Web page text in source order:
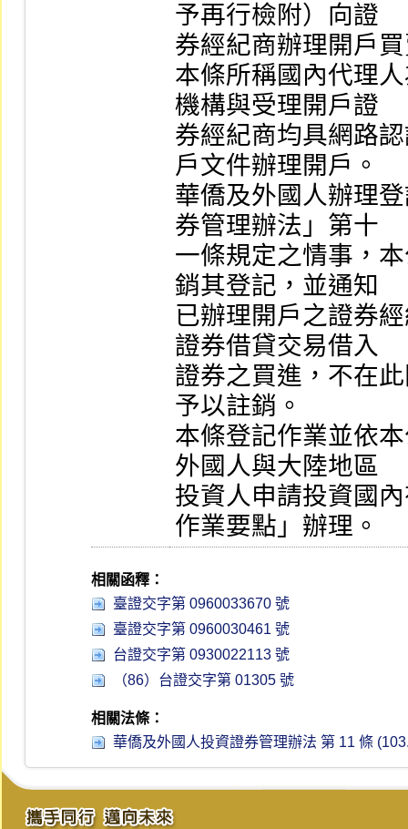
予再行檢附）向證
券經紀商辦理開戶
本條所稱國內代理
機構與受理開戶證
券經紀商均具網路
戶文件辦理開戶。
華僑及外國人辦理
券管理辦法」第十
一條規定之情事，
銷其登記，並通知
已辦理開戶之證券
證券借貸交易借入
證券之買進，不在
予以註銷。
本條登記作業並依
外國人與大陸地區
投資人申請投資國
作業要點」辦理。
相關函釋：
臺證交字第 0960033670 號
臺證交字第 0960030461 號
台證交字第 0930022113 號
（86）台證交字第 01305 號
相關法條：
華僑及外國人投資證券管理辦法 第 11 條